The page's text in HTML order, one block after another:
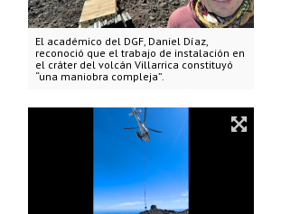
El académico del DGF, Daniel Díaz,
reconoció que el trabajo de instalación en
el cráter del volcán Villarrica constituyó
“una maniobra compleja”.